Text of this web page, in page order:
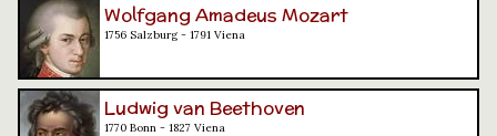
Wolfgang Amadeus Mozart
1756 Salzburg - 1791 Viena
Ludwig van Beethoven
1770 Bonn - 1827 Viena